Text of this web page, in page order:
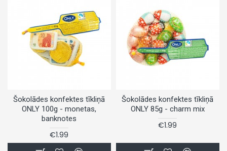
Šokolādes konfektes tīkliņā
ONLY 100g - monetas,
banknotes
€1.99
Šokolādes konfektes tīkliņā
ONLY 85g - charm mix
€1.99